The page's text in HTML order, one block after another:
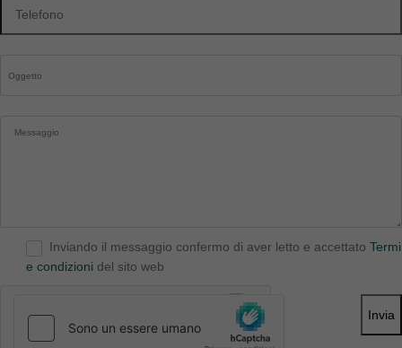
Inviando il messaggio confermo di aver letto e accettato
e condizioni del sito web
Invia